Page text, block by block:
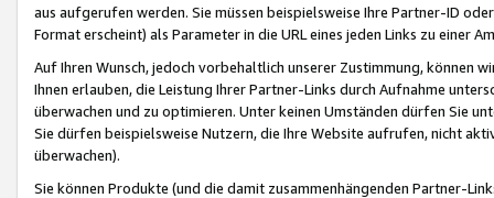
aus aufgerufen werden. Sie müssen beispielsweise Ihre Partner-ID
Format erscheint) als Parameter in die URL eines jeden Links zu einer
Auf Ihren Wunsch, jedoch vorbehaltlich unserer Zustimmung, können
Ihnen erlauben, die Leistung Ihrer Partner-Links durch Aufnahme
überwachen und zu optimieren. Unter keinen Umständen dürfen Sie
Sie dürfen beispielsweise Nutzern, die Ihre Website aufrufen, nicht
überwachen).
Sie können Produkte (und die damit zusammenhängenden Partner-